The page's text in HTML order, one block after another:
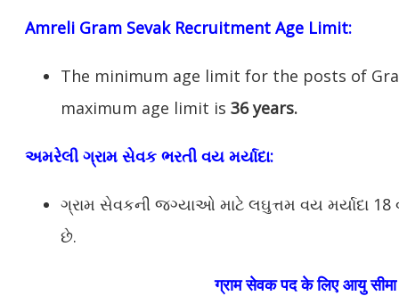
Amreli Gram Sevak Recruitment Age Limit:
The minimum age limit for the posts of
maximum age limit is 36 years.
અમરેલી ગ્રામ સેવક ભરતી વય મર્યાદા:
ગ્રામ સેવકની જગ્યાઓ માટે લઘુત્તમ વય મર્યાદા 18
છે.
ग्राम सेवक पद के लिए आयु